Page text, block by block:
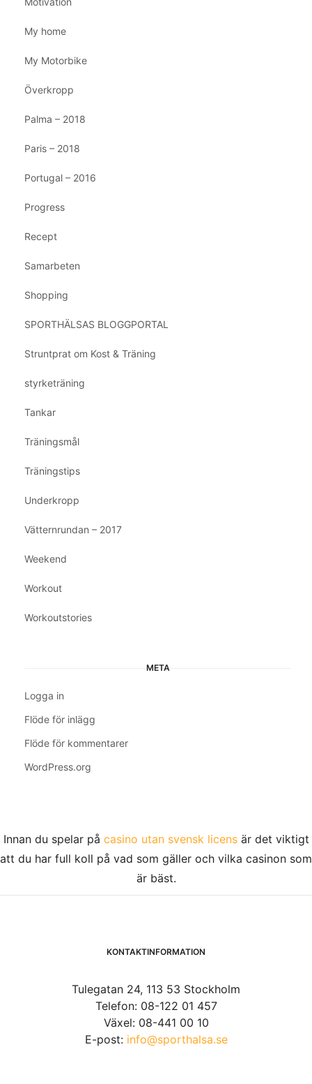
My home
My Motorbike
Överkropp
Palma – 2018
Paris – 2018
Portugal – 2016
Progress
Recept
Samarbeten
Shopping
SPORTHÄLSAS BLOGGPORTAL
Struntprat om Kost & Träning
styrketräning
Tankar
Träningsmål
Träningstips
Underkropp
Vätternrundan – 2017
Weekend
Workout
Workoutstories
META
Logga in
Flöde för inlägg
Flöde för kommentarer
WordPress.org
Innan du spelar på casino utan svensk licensär det viktigt
att du har full koll på vad som gäller och vilka casinon som
är bäst.
KONTAKTINFORMATION
Tulegatan 24, 113 53 Stockholm
Telefon: 08-122 01 457
Växel: 08-441 00 10
E-post: info@sporthalsa.se